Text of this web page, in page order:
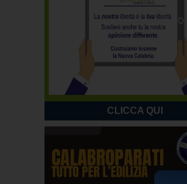
CLICCA QUI